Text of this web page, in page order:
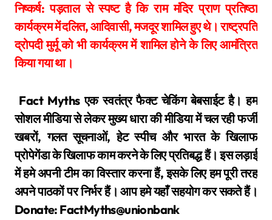
निष्कर्ष: पड़ताल से स्पष्ट है कि राम मंदिर प्राण प्रतिष्ठा
कार्यक्रम में दलित, आदिवासी, मजदूर शामिल हुए थे। राष्ट्रपति
द्रोपदी मुर्मू को भी कार्यक्रम में शामिल होने के लिए आमंत्रित
किया गया था।
Fact Myths एक स्वतंत्र फैक्ट चेकिंग बेबसाईट है। हम
सोशल मीडिया से लेकर मुख्य धारा की मीडिया में चल रही फर्जी
खबरों, गलत सूचनाओं, हेट स्पीच और भारत के खिलाफ
प्रोपेगेंडा के खिलाफ काम करने के लिए प्रतिबद्ध हैं। इस लड़ाई
में हमे अपनी टीम का विस्तार करना हैं, इसके लिए हम पूरी तरह
अपने पाठकों पर निर्भर हैं। आप हमे यहाँ सहयोग कर सकते हैं।
Donate: FactMyths@unionbank